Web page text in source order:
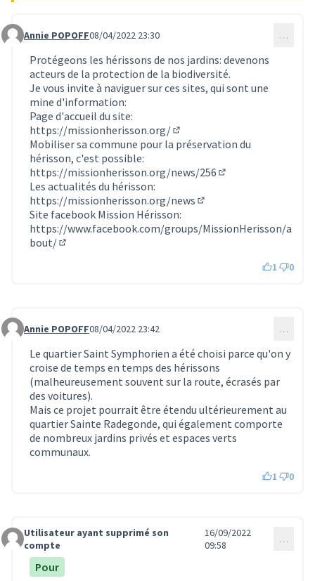
Commentaire 618
Annie POPOFF08/04/2022 23:30 …
Protégeons les hérissons de nos jardins: devenons
acteurs de la protection de la biodiversité.
Je vous invite à naviguer sur ces sites, qui sont une
mine d'information:
Page d'accueil du site:
https://missionherisson.org/
(Lien externe)
Mobiliser sa commune pour la préservation du
hérisson, c'est possible:
https://missionherisson.org/news/256
Les actualités du hérisson:
https://missionherisson.org/news
Site facebook Mission Hérisson:
https://www.facebook.com/groups/MissionHerisson/a
bout/
1 0
Commentaire 619
Annie POPOFF08/04/2022 23:42 …
Le quartier Saint Symphorien a été choisi parce qu'on y
croise de temps en temps des hérissons
(malheureusement souvent sur la route, écrasés par
des voitures).
Mais ce projet pourrait être étendu ultérieurement au
quartier Sainte Radegonde, qui également comporte
de nombreux jardins privés et espaces verts
communaux.
1 0
Commentaire 878
Utilisateur ayant supprimé son
compte
16/09/2022
09:58
…
Pour